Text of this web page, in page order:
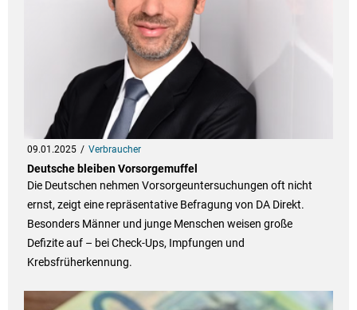
09.01.2025 Verbraucher
Deutsche bleiben Vorsorgemuffel
Die Deutschen nehmen Vorsorgeuntersuchungen oft nicht
ernst, zeigt eine repräsentative Befragung von DA Direkt.
Besonders Männer und junge Menschen weisen große
Defizite auf – bei Check-Ups, Impfungen und
Krebsfrüherkennung.